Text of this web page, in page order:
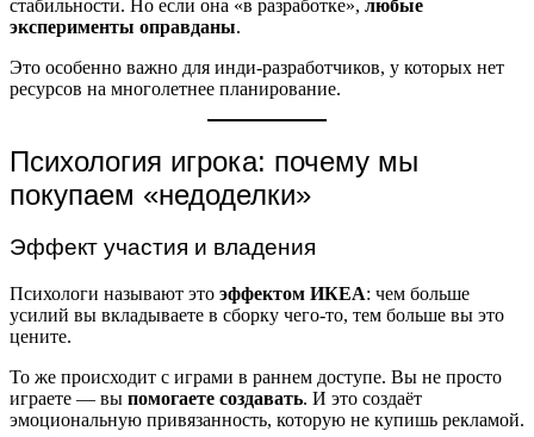
стабильности. Но если она «в разработке», любые
эксперименты оправданы.
Это особенно важно для инди-разработчиков, у которых нет
ресурсов на многолетнее планирование.
Психология игрока: почему мы
покупаем «недоделки»
Эффект участия и владения
Психологи называют это эффектом ИКЕА: чем больше
усилий вы вкладываете в сборку чего-то, тем больше вы это
цените.
То же происходит с играми в раннем доступе. Вы не просто
играете — вы помогаете создавать. И это создаёт
эмоциональную привязанность, которую не купишь рекламой.